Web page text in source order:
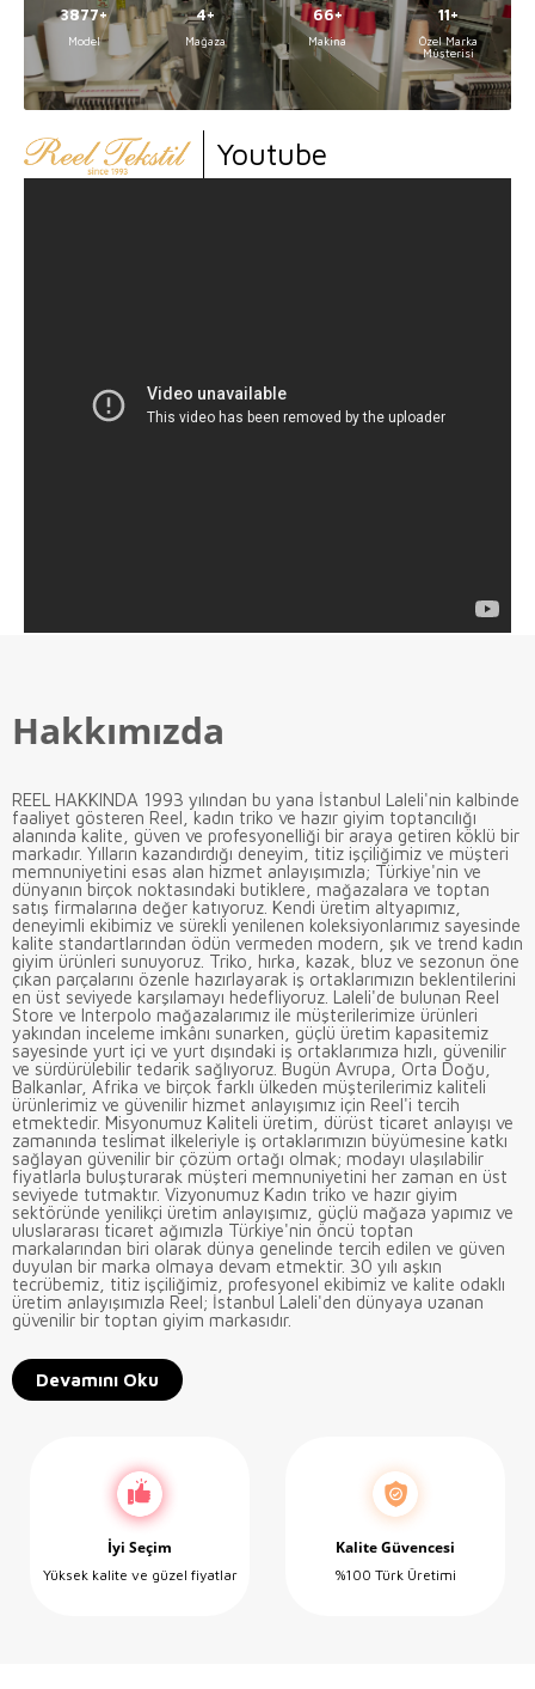
5000
Model
5
Mağaza
84
Makina
14
Özel Marka
Müşterisi
Youtube
Hakkımızda
REEL HAKKINDA 1993 yılından bu yana İstanbul Laleli'nin kalbinde
faaliyet gösteren Reel, kadın triko ve hazır giyim toptancılığı
alanında kalite, güven ve profesyonelliği bir araya getiren köklü bir
markadır. Yılların kazandırdığı deneyim, titiz işçiliğimiz ve müşteri
memnuniyetini esas alan hizmet anlayışımızla; Türkiye'nin ve
dünyanın birçok noktasındaki butiklere, mağazalara ve toptan
satış firmalarına değer katıyoruz. Kendi üretim altyapımız,
deneyimli ekibimiz ve sürekli yenilenen koleksiyonlarımız sayesinde
kalite standartlarından ödün vermeden modern, şık ve trend kadın
giyim ürünleri sunuyoruz. Triko, hırka, kazak, bluz ve sezonun öne
çıkan parçalarını özenle hazırlayarak iş ortaklarımızın beklentilerini
en üst seviyede karşılamayı hedefliyoruz. Laleli'de bulunan Reel
Store ve Interpolo mağazalarımız ile müşterilerimize ürünleri
yakından inceleme imkânı sunarken, güçlü üretim kapasitemiz
sayesinde yurt içi ve yurt dışındaki iş ortaklarımıza hızlı, güvenilir
ve sürdürülebilir tedarik sağlıyoruz. Bugün Avrupa, Orta Doğu,
Balkanlar, Afrika ve birçok farklı ülkeden müşterilerimiz kaliteli
ürünlerimiz ve güvenilir hizmet anlayışımız için Reel'i tercih
etmektedir. Misyonumuz Kaliteli üretim, dürüst ticaret anlayışı ve
zamanında teslimat ilkeleriyle iş ortaklarımızın büyümesine katkı
sağlayan güvenilir bir çözüm ortağı olmak; modayı ulaşılabilir
fiyatlarla buluşturarak müşteri memnuniyetini her zaman en üst
seviyede tutmaktır. Vizyonumuz Kadın triko ve hazır giyim
sektöründe yenilikçi üretim anlayışımız, güçlü mağaza yapımız ve
uluslararası ticaret ağımızla Türkiye'nin öncü toptan
markalarından biri olarak dünya genelinde tercih edilen ve güven
duyulan bir marka olmaya devam etmektir. 30 yılı aşkın
tecrübemiz, titiz işçiliğimiz, profesyonel ekibimiz ve kalite odaklı
üretim anlayışımızla Reel; İstanbul Laleli'den dünyaya uzanan
güvenilir bir toptan giyim markasıdır.
Devamını Oku
İyi Seçim
Yüksek kalite ve güzel fiyatlar
Kalite Güvencesi
%100 Türk Üretimi